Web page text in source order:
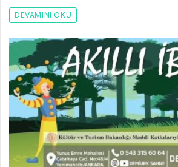
DEVAMINI OKU